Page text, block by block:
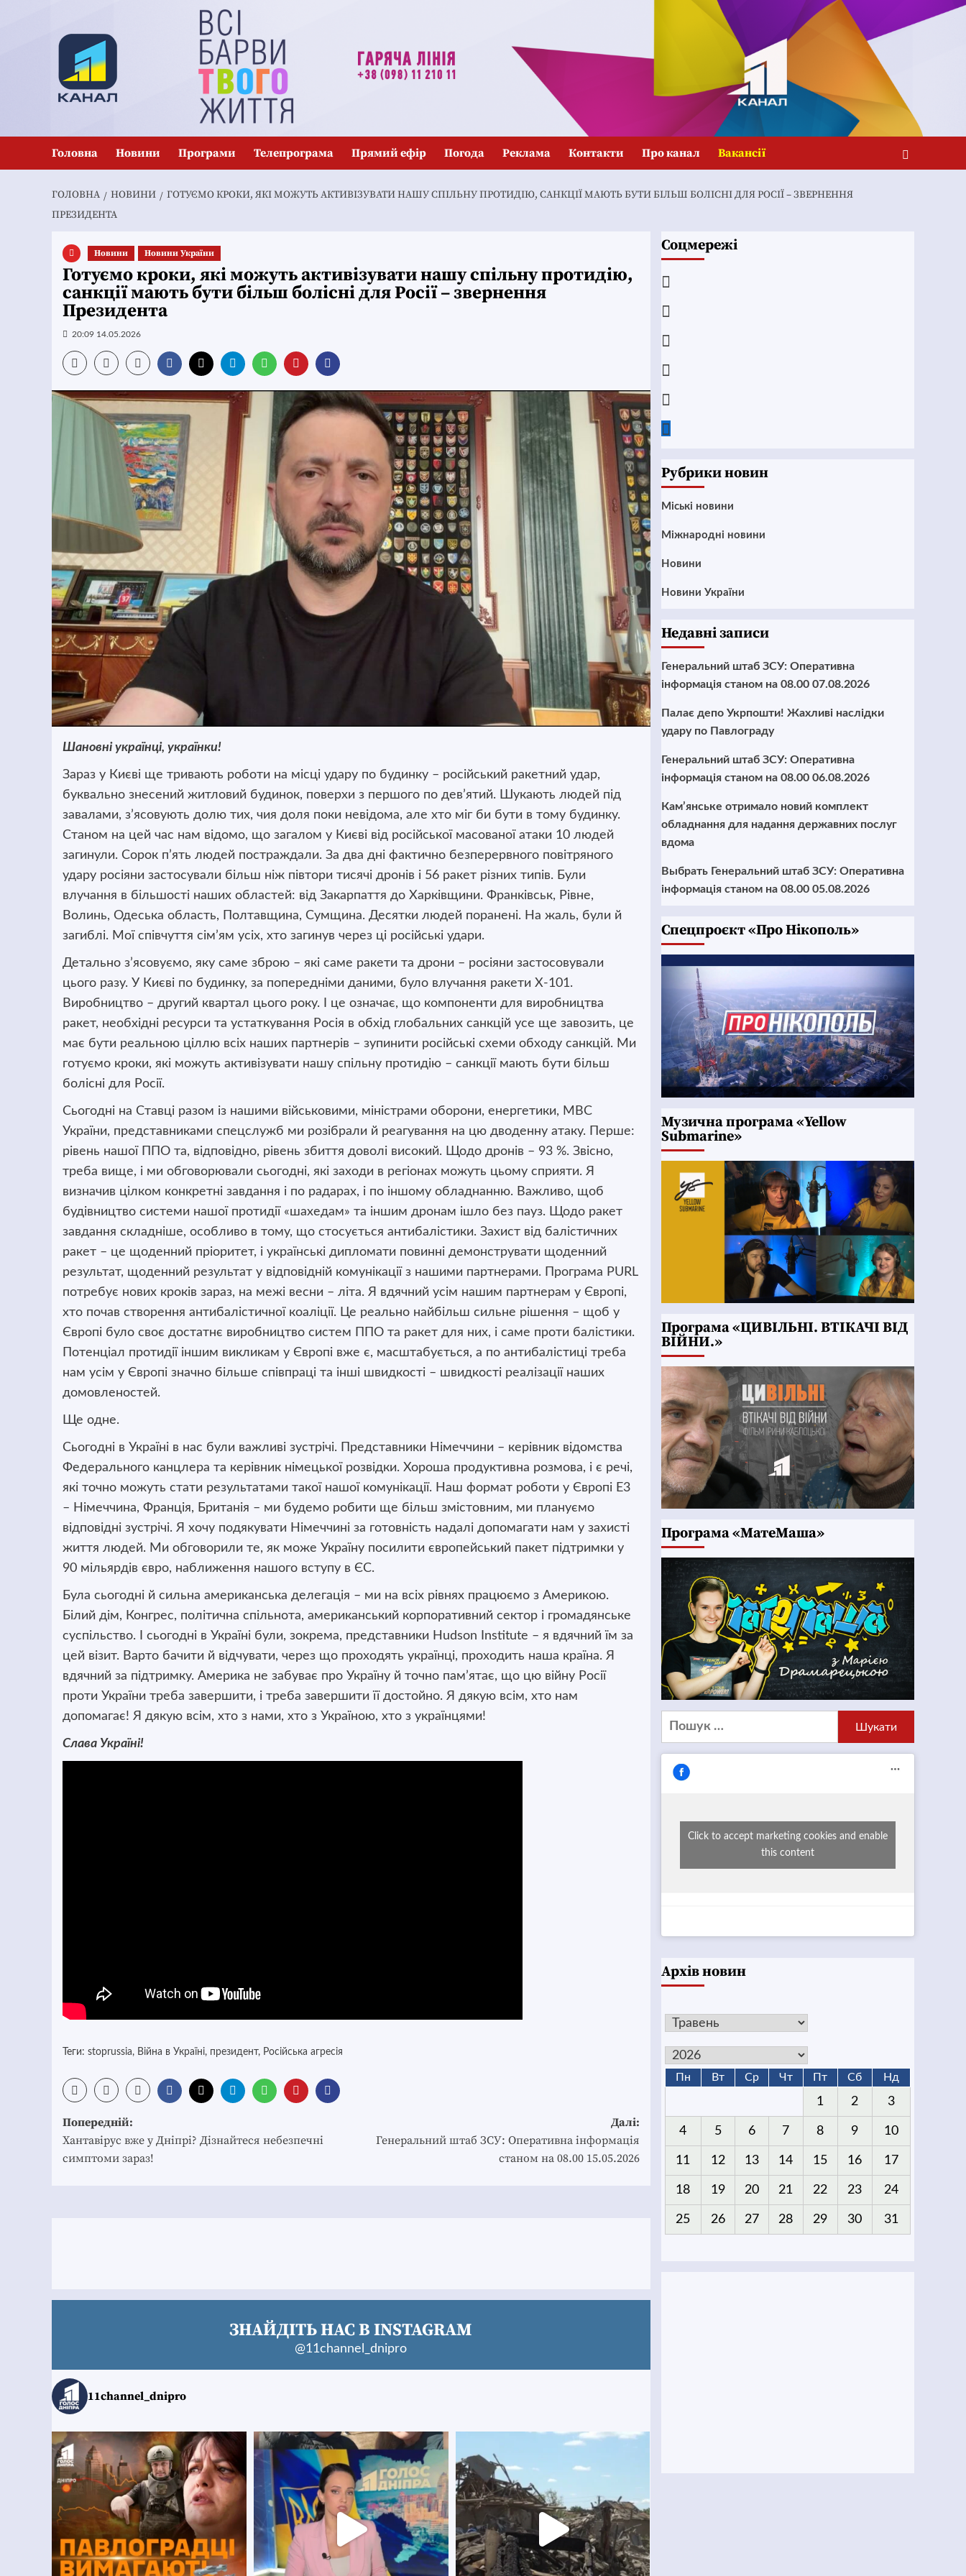
Головна Новини Програми Телепрограма Прямий ефір Погода Реклама Контакти Про канал Вакансії
ГОЛОВНА НОВИНИ
ГОТУЄМО КРОКИ, ЯКІ МОЖУТЬ АКТИВІЗУВАТИ НАШУ СПІЛЬНУ ПРОТИДІЮ, САНКЦІЇ МАЮТЬ БУТИ БІЛЬШ БОЛІСНІ ДЛЯ РОСІЇ – ЗВЕРНЕННЯ
ПРЕЗИДЕНТА
Новини Новини України
Готуємо кроки, які можуть активізувати нашу спільну протидію,
санкції мають бути більш болісні для Росії – звернення
Президента
20:09 14.05.2026
Шановні українці, українки!
Зараз у Києві ще тривають роботи на місці удару по будинку – російський ракетний удар,
буквально знесений житловий будинок, поверхи з першого по дев’ятий. Шукають людей під
завалами, з’ясовують долю тих, чия доля поки невідома, але хто міг би бути в тому будинку.
Станом на цей час нам відомо, що загалом у Києві від російської масованої атаки 10 людей
загинули. Сорок п’ять людей постраждали. За два дні фактично безперервного повітряного
удару росіяни застосували більш ніж півтори тисячі дронів і 56 ракет різних типів. Були
влучання в більшості наших областей: від Закарпаття до Харківщини. Франківськ, Рівне,
Волинь, Одеська область, Полтавщина, Сумщина. Десятки людей поранені. На жаль, були й
загиблі. Мої співчуття сім’ям усіх, хто загинув через ці російські удари.
Детально з’ясовуємо, яку саме зброю – які саме ракети та дрони – росіяни застосовували
цього разу. У Києві по будинку, за попередніми даними, було влучання ракети Х-101.
Виробництво – другий квартал цього року. І це означає, що компоненти для виробництва
ракет, необхідні ресурси та устаткування Росія в обхід глобальних санкцій усе ще завозить, це
має бути реальною ціллю всіх наших партнерів – зупинити російські схеми обходу санкцій. Ми
готуємо кроки, які можуть активізувати нашу спільну протидію – санкції мають бути більш
болісні для Росії.
Сьогодні на Ставці разом із нашими військовими, міністрами оборони, енергетики, МВС
України, представниками спецслужб ми розібрали й реагування на цю дводенну атаку. Перше:
рівень нашої ППО та, відповідно, рівень збиття доволі високий. Щодо дронів – 93 %. Звісно,
треба вище, і ми обговорювали сьогодні, які заходи в регіонах можуть цьому сприяти. Я
визначив цілком конкретні завдання і по радарах, і по іншому обладнанню. Важливо, щоб
будівництво системи нашої протидії «шахедам» та іншим дронам ішло без пауз. Щодо ракет
завдання складніше, особливо в тому, що стосується антибалістики. Захист від балістичних
ракет – це щоденний пріоритет, і українські дипломати повинні демонструвати щоденний
результат, щоденний результат у відповідній комунікації з нашими партнерами. Програма PURL
потребує нових кроків зараз, на межі весни – літа. Я вдячний усім нашим партнерам у Європі,
хто почав створення антибалістичної коаліції. Це реально найбільш сильне рішення – щоб у
Європі було своє достатнє виробництво систем ППО та ракет для них, і саме проти балістики.
Потенціал протидії іншим викликам у Європі вже є, масштабується, а по антибалістиці треба
нам усім у Європі значно більше співпраці та інші швидкості – швидкості реалізації наших
домовленостей.
Ще одне.
Сьогодні в Україні в нас були важливі зустрічі. Представники Німеччини – керівник відомства
Федерального канцлера та керівник німецької розвідки. Хороша продуктивна розмова, і є речі,
які точно можуть стати результатами такої нашої комунікації. Наш формат роботи у Європі Е3
– Німеччина, Франція, Британія – ми будемо робити ще більш змістовним, ми плануємо
відповідні зустрічі. Я хочу подякувати Німеччині за готовність надалі допомагати нам у захисті
життя людей. Ми обговорили те, як може Україну посилити європейський пакет підтримки у
90 мільярдів євро, наближення нашого вступу в ЄС.
Була сьогодні й сильна американська делегація – ми на всіх рівнях працюємо з Америкою.
Білий дім, Конгрес, політична спільнота, американський корпоративний сектор і громадянське
суспільство. І сьогодні в Україні були, зокрема, представники Hudson Institute – я вдячний їм за
цей візит. Варто бачити й відчувати, через що проходять українці, проходить наша країна. Я
вдячний за підтримку. Америка не забуває про Україну й точно пам’ятає, що цю війну Росії
проти України треба завершити, і треба завершити її достойно. Я дякую всім, хто нам
допомагає! Я дякую всім, хто з нами, хто з Україною, хто з українцями!
Слава Україні!
Теги: stoprussia, Війна в Україні, президент, Російська агресія
Post
navigation
Попередній:
Хантавірус вже у Дніпрі? Дізнайтеся небезпечні
симптоми зараз!
Далі:
Генеральний штаб ЗСУ: Оперативна інформація
станом на 08.00 15.05.2026
ЗНАЙДІТЬ НАС В INSTAGRAM
@11channel_dnipro
11channel_dnipro
Соцмережі
Рубрики новин
Mіські новини
Міжнародні новини
Новини
Новини України
Недавні записи
Генеральний штаб ЗСУ: Оперативна
інформація станом на 08.00 07.08.2026
Палає депо Укрпошти! Жахливі наслідки
удару по Павлограду
Генеральний штаб ЗСУ: Оперативна
інформація станом на 08.00 06.08.2026
Кам’янське отримало новий комплект
обладнання для надання державних послуг
вдома
Выбрать Генеральний штаб ЗСУ: Оперативна
інформація станом на 08.00 05.08.2026
Cпецпроєкт «Про Нікополь»
Музична програма «Yellow
Submarine»
Програма «ЦИВІЛЬНІ. ВТІКАЧІ ВІД
ВІЙНИ.»
Програма «МатеМаша»
Пошук:
Click to accept marketing cookies and enable
this content
Архів новин
Пн Вт Ср Чт Пт Сб Нд
1 2 3
4 5 6 7 8 9 10
11 12 13 14 15 16 17
18 19 20 21 22 23 24
25 26 27 28 29 30 31